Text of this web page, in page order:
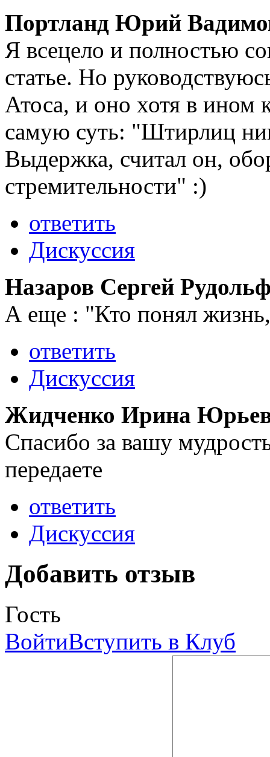
Портланд Юрий
Я всецело и полностью
статье. Но
Атоса, и оно хотя в ином
самую суть: "Штирлиц
Выдержка, считал он,
стремительности" :)
ответить
Дискуссия
Назаров Сергей
А еще : "Кто понял жизнь,
ответить
Дискуссия
Жидченко Ирина
Спасибо за вашу
передаете
ответить
Дискуссия
Добавить отзыв
Гость
ВойтиВступить в Клуб